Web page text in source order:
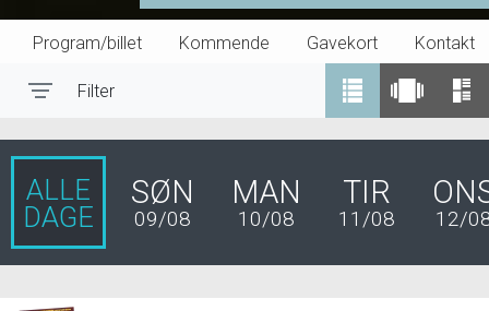
Program/billet Kommende Gavekort Kontakt
Filter
ALLE
DAGE
SØN
09/08
MAN
10/08
TIR
11/08 12/